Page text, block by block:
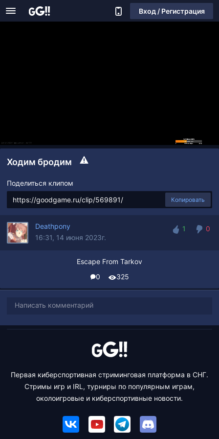
Вход / Регистрация
Ходим бродим
Поделиться клипом
Копировать
Deathpony
16:31, 14 июня 2023г.
1
0
Escape From Tarkov
0
325
Написать комментарий
Первая киберспортивная стриминговая платформа в СНГ.
Стримы игр и IRL, турниры по популярным играм,
околоигровые и киберспортивные новости.